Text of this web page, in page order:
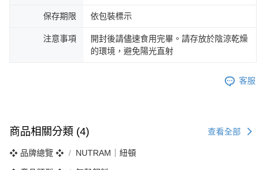
保存期限 依包裝標示
注意事項
開封後請儘速食用完畢。請存放於陰涼乾燥
的環境，避免陽光直射
客服
商品相關分類 (4) 查看全部
❖ 品牌總覽 ❖ NUTRAM｜紐頓